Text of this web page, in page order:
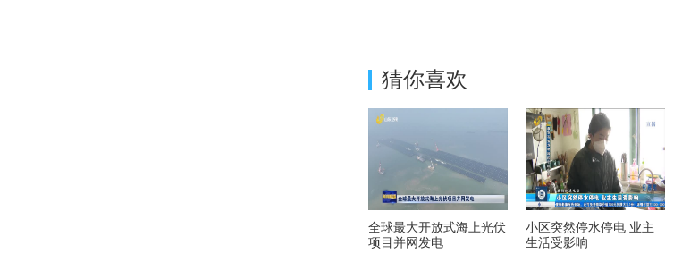
猜你喜欢
全球最大开放式海上光伏
项目并网发电
小区突然停水停电 业主
生活受影响